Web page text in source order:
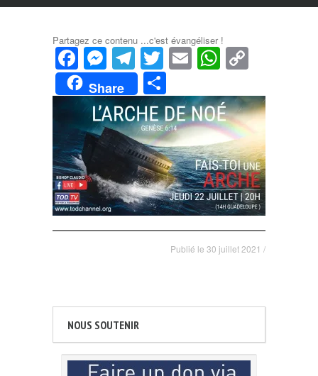
Partagez ce contenu ...c'est évangéliser !
Facebook
Messenger
Telegram
Twitter
Email
Share
Publié le 30 juillet 2021 /
NOUS SOUTENIR